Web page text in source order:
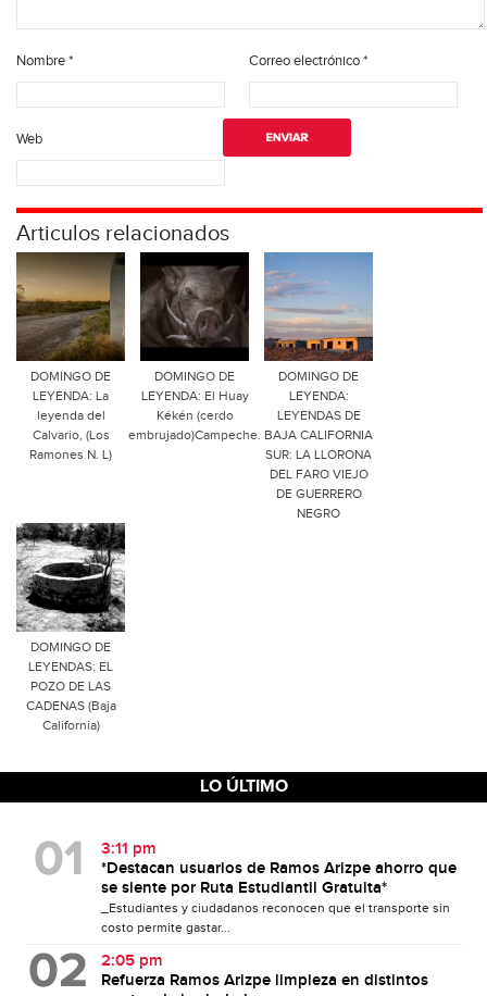
Nombre* Correo electrónico*
Web
Articulos relacionados
DOMINGO DE
LEYENDA: La
leyenda del
Calvario, (Los
Ramones N. L)
DOMINGO DE
LEYENDA: El Huay
Kékén (cerdo
embrujado)Campeche.
DOMINGO DE
LEYENDA:
LEYENDAS DE
BAJA CALIFORNIA
SUR: LA LLORONA
DEL FARO VIEJO
DE GUERRERO
NEGRO
DOMINGO DE
LEYENDAS: EL
POZO DE LAS
CADENAS (Baja
California)
LO ÚLTIMO
3:11 pm
*Destacan usuarios de Ramos Arizpe ahorro que
se siente por Ruta Estudiantil Gratuita*
_Estudiantes y ciudadanos reconocen que el transporte sin
costo permite gastar...
2:05 pm
Refuerza Ramos Arizpe limpieza en distintos